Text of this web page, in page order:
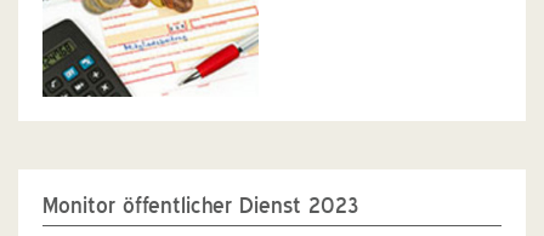
Monitor öffentlicher Dienst 2023